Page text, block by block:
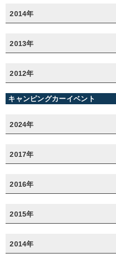
2014年
2013年
2012年
キャンピングカーイベント
2024年
2017年
2016年
2015年
2014年